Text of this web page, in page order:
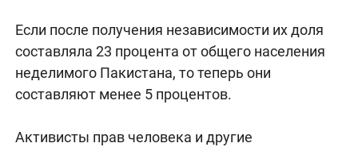
Если после получения независимости их доля
составляла 23 процента от общего населения
неделимого Пакистана, то теперь они
составляют менее 5 процентов.
Активисты прав человека и другие